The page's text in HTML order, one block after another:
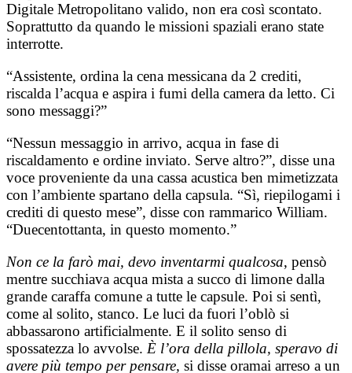
Digitale Metropolitano valido, non era così scontato.
Soprattutto da quando le missioni spaziali erano state
interrotte.
“Assistente, ordina la cena messicana da 2 crediti,
riscalda l’acqua e aspira i fumi della camera da letto. Ci
sono messaggi?”
“Nessun messaggio in arrivo, acqua in fase di
riscaldamento e ordine inviato. Serve altro?”, disse una
voce proveniente da una cassa acustica ben mimetizzata
con l’ambiente spartano della capsula. “Sì, riepilogami i
crediti di questo mese”, disse con rammarico William.
“Duecentottanta, in questo momento.”
Non ce la farò mai, devo inventarmi qualcosa, pensò
mentre succhiava acqua mista a succo di limone dalla
grande caraffa comune a tutte le capsule. Poi si sentì,
come al solito, stanco. Le luci da fuori l’oblò si
abbassarono artificialmente. E il solito senso di
spossatezza lo avvolse. È l’ora della pillola, speravo di
avere più tempo per pensare, si disse oramai arreso a un